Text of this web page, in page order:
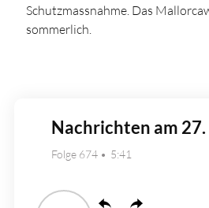
Schutzmassnahme. Das
sommerlich.
Nachrichten am
Folge 674 5:41